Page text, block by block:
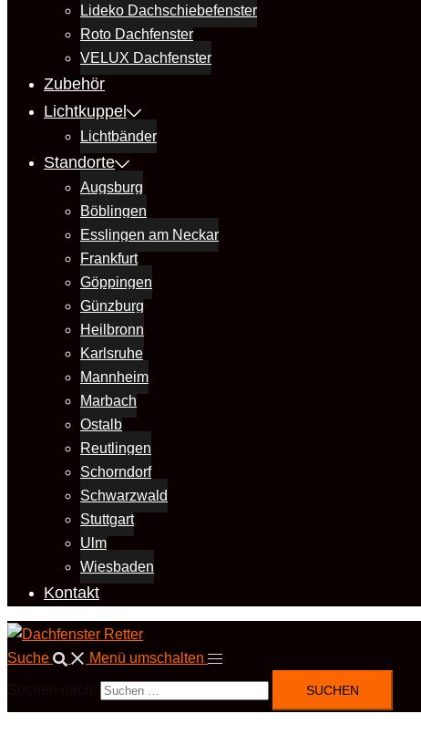
Lideko Dachschiebefenster
Roto Dachfenster
VELUX Dachfenster
Zubehör
Lichtkuppel
Lichtbänder
Standorte
Augsburg
Böblingen
Esslingen am Neckar
Frankfurt
Göppingen
Günzburg
Heilbronn
Karlsruhe
Mannheim
Marbach
Ostalb
Reutlingen
Schorndorf
Schwarzwald
Stuttgart
Ulm
Wiesbaden
Kontakt
Suche Menü umschalten